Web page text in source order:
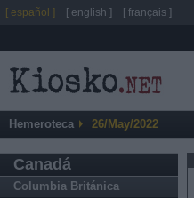
Hemeroteca 26/May/2022
Canadá
Columbia Británica
[ español ] [ english ] [ français ]